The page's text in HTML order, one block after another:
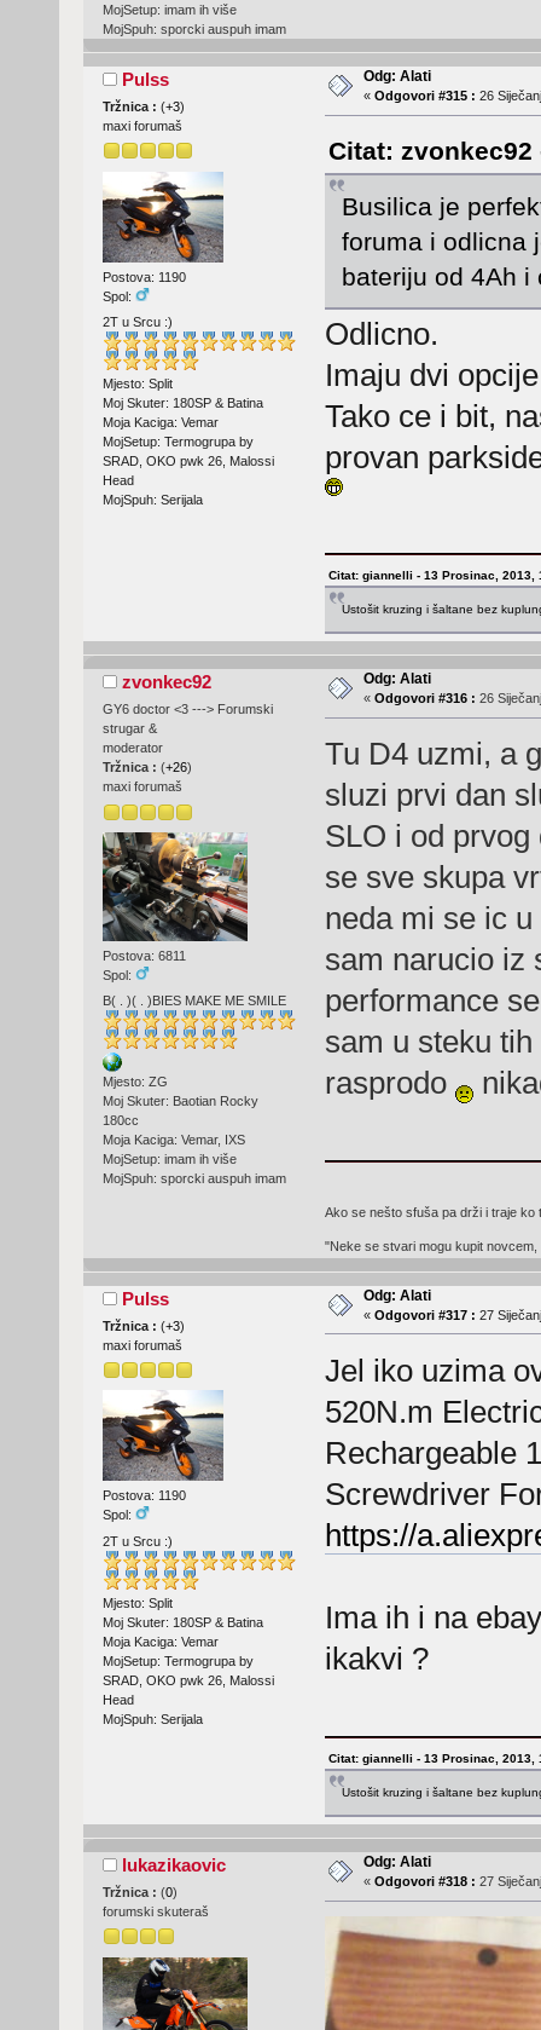
MojSetup: imam ih više
MojSpuh: sporcki auspuh imam
Pulss
Tržnica : (+3)
maxi forumaš
Postova: 1190
Spol:
2T u Srcu :)
Mjesto: Split
Moj Skuter: 180SP & Batina
Moja Kaciga: Vemar
MojSetup: Termogrupa by
SRAD, OKO pwk 26, Malossi
Head
MojSpuh: Serijala
Odg: Alati
« Odgovori #315 : 26
Citat: zvonkec92
Busilica je
foruma i odlicna
bateriju od 4Ah
Odlicno.
Imaju dvi
Tako ce i bit,
provan
Citat: giannelli - 13 Prosinac, 2013,
Ustošit kruzing i šaltane bez
zvonkec92
GY6 doctor <3 ---> Forumski
strugar &
moderator
Tržnica : (+26)
maxi forumaš
Postova: 6811
Spol:
B( . )( . )BIES MAKE ME SMILE
Mjesto: ZG
Moj Skuter: Baotian Rocky
180cc
Moja Kaciga: Vemar, IXS
MojSetup: imam ih više
MojSpuh: sporcki auspuh imam
Odg: Alati
« Odgovori #316 : 26
Tu D4 uzmi, a
sluzi prvi dan
SLO i od
se sve skupa
neda mi se ic
sam narucio iz
performance
sam u steku
rasprodo
Ako se nešto sfuša pa drži i traje
"Neke se stvari mogu kupit
Pulss
Tržnica : (+3)
maxi forumaš
Postova: 1190
Spol:
2T u Srcu :)
Mjesto: Split
Moj Skuter: 180SP & Batina
Moja Kaciga: Vemar
MojSetup: Termogrupa by
SRAD, OKO pwk 26, Malossi
Head
MojSpuh: Serijala
Odg: Alati
« Odgovori #317 : 27
Jel iko uzima
520N.m
Rechargeable
Screwdriver
https://
Ima ih i na
ikakvi ?
Citat: giannelli - 13 Prosinac, 2013,
Ustošit kruzing i šaltane bez
lukazikaovic
Tržnica : (0)
forumski skuteraš
Odg: Alati
« Odgovori #318 : 27